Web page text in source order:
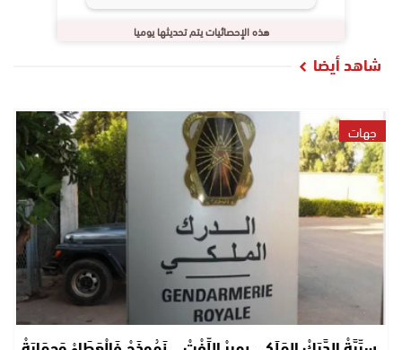
هذه الإحصائيات يتم تحديثها يوميا
شاهد أيضا
جهات